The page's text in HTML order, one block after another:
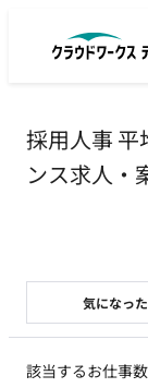
採用人事 平
ンス求人・
該当するお仕事数
気になっ